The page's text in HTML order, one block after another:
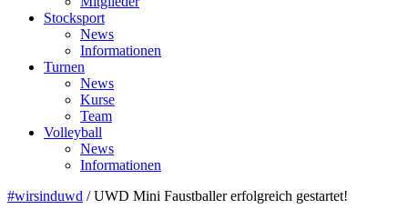
Stocksport
News
Informationen
Turnen
News
Kurse
Team
Volleyball
News
Informationen
#wirsinduwd /UWD Mini Faustballer erfolgreich gestartet!